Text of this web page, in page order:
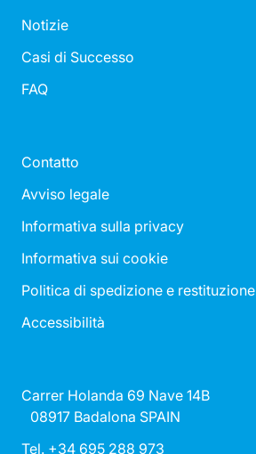
Notizie
Casi di Successo
FAQ
Contatto
Avviso legale
Informativa sulla privacy
Informativa sui cookie
Politica di spedizione e restituzione
Accessibilità
Carrer Holanda 69 Nave 14B
08917 Badalona SPAIN
Tel. +34 695 288 973